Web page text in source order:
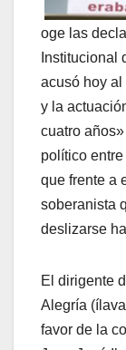
oge las
Institucional
acusó hoy
y la
cuatro
polí­tico
que frente a
soberanista
deslizarse
El dirigente
Alegrí­a
favor de la